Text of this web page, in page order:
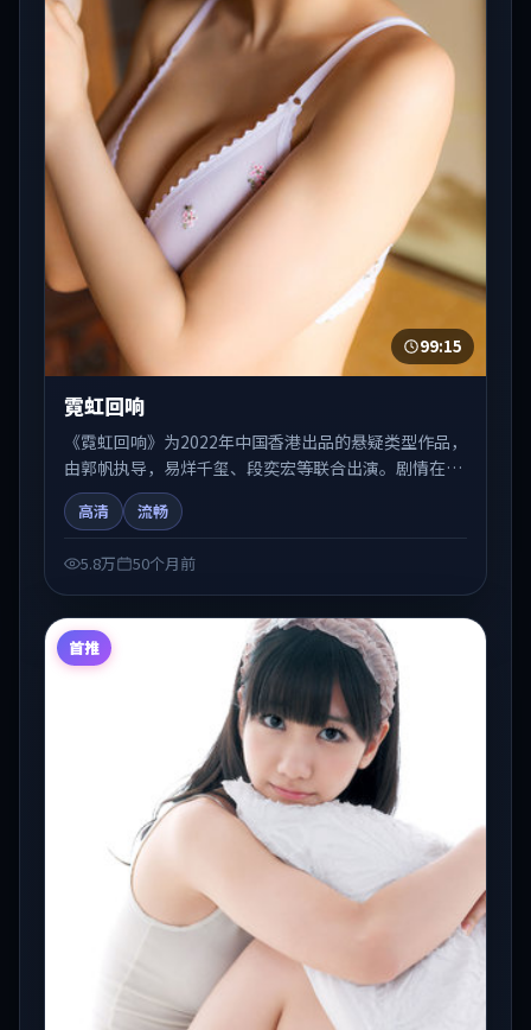
99:15
霓虹回响
《霓虹回响》为2022年中国香港出品的悬疑类型作品，
由郭帆执导，易烊千玺、段奕宏等联合出演。剧情在人
物弧光与节奏推进中展开，兼具叙事张力与视听质感。
适合关注国产在线观看、热播国产剧与院线佳片的观众
高清 流畅
5.8万 50个月前
首推